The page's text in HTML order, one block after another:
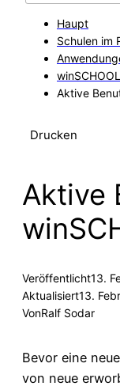
Haupt
Schulen im
winSCHOOL
Aktive
Drucken
Aktive
Veröffentlicht13.
Aktualisiert13.
VonRalf Sodar
Bevor eine
von neue